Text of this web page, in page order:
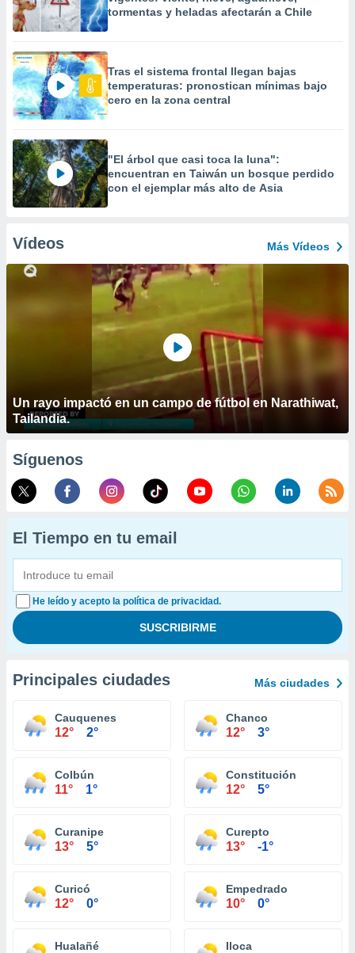
tormentas y heladas afectarán a Chile
Tras el sistema frontal llegan bajas
temperaturas: pronostican mínimas bajo
cero en la zona central
"El árbol que casi toca la luna":
encuentran en Taiwán un bosque perdido
con el ejemplar más alto de Asia
Vídeos Más Vídeos
Un rayo impactó en un campo de fútbol en Narathiwat,
Tailandia.
Síguenos
El Tiempo en tu email
He leído y acepto la política de privacidad.
Principales ciudades Más ciudades
Cauquenes
12° 2°
Chanco
12° 3°
Colbún
11° 1°
Constitución
12° 5°
Curanipe
13° 5°
Curepto
13° -1°
Curicó
12° 0°
Empedrado
10° 0°
Hualañé Iloca